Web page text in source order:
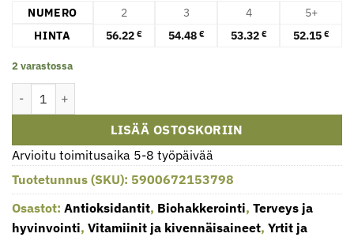
NUMERO 2 3 4
5+
HINTA
56.22 € 54.48 € 53.32 € 52.15 €
2 varastossa
Kenay - KENAY Pycnogenol ranskalaisen merimännyn kuoriuute
LISÄÄ OSTOSKORIIN
Arvioitu toimitusaika 5-8 työpäivää
Tuotetunnus (SKU): 5900672153798
Osastot: Antioksidantit, Biohakkerointi, Terveys ja
hyvinvointi, Vitamiinit ja kivennäisaineet, Yrtit ja